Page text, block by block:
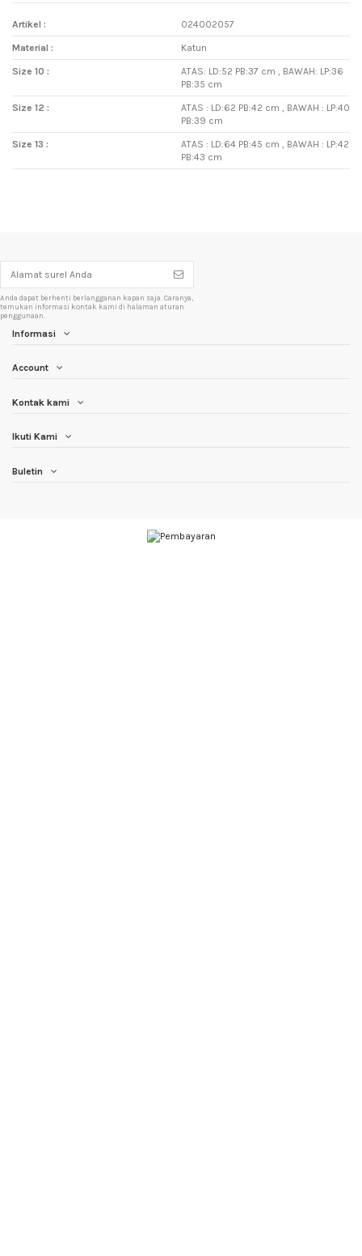
Artikel : 024002057
Material : Katun
Size 10 :
ATAS: LD:52 PB:37 cm , BAWAH: LP:36
PB:35 cm
Size 12 :
ATAS : LD:62 PB:42 cm , BAWAH : LP:40
PB:39 cm
Size 13 :
ATAS : LD:64 PB:45 cm , BAWAH : LP:42
PB:43 cm
Anda dapat berhenti berlangganan kapan saja. Caranya,
temukan informasi kontak kami di halaman aturan
penggunaan.
Informasi
Account
Kontak kami
Ikuti Kami
Buletin